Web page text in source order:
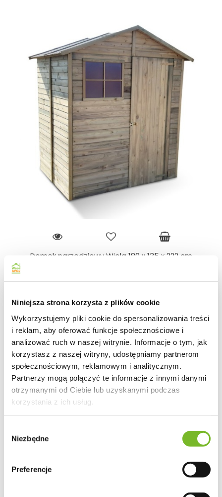
Niniejsza strona korzysta z plików cookie
Wykorzystujemy pliki cookie do spersonalizowania treści
i reklam, aby oferować funkcje społecznościowe i
analizować ruch w naszej witrynie. Informacje o tym, jak
korzystasz z naszej witryny, udostępniamy partnerom
społecznościowym, reklamowym i analitycznym.
Partnerzy mogą połączyć te informacje z innymi danymi
otrzymanymi od Ciebie lub uzyskanymi podczas
korzystania z ich usług.
zgody
Niezbędne
Preferencje
Domek narzędziowy Wiola 180 x 135 x 222 cm